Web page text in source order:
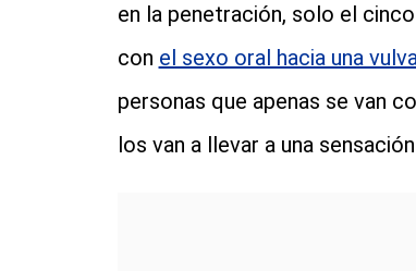
en la penetración, solo el
con el sexo oral hacia una
personas que apenas se van
los van a llevar a una